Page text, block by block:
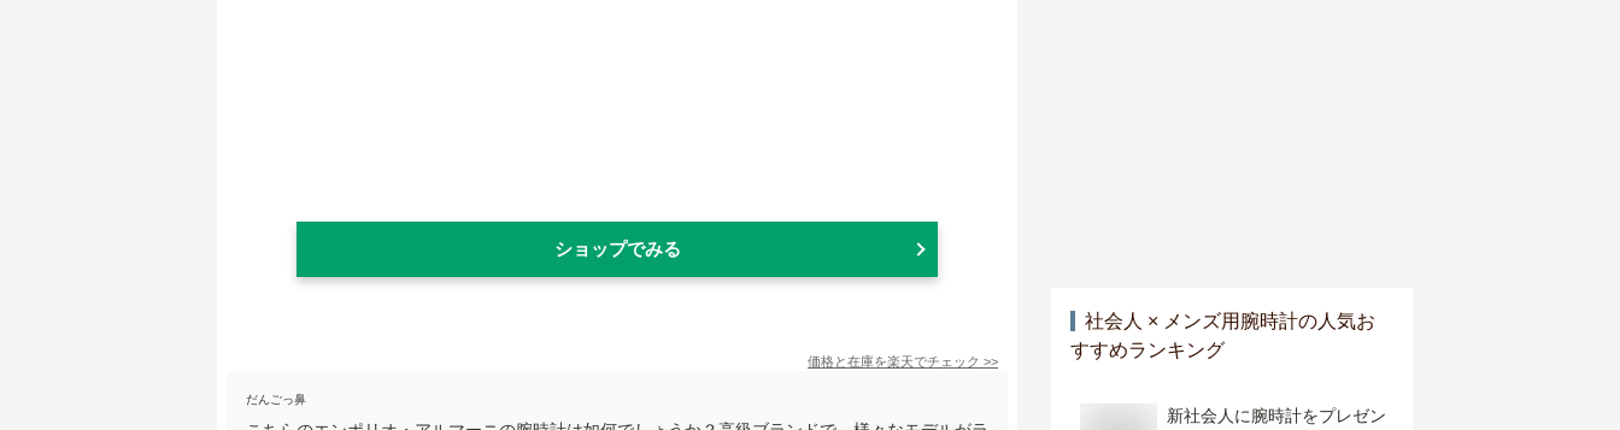
ショップでみる
価格と在庫を楽天でチェック >>
だんごっ鼻
社会人 × メンズ用腕時計の人気お
すすめランキング
新社会人に腕時計をプレゼン